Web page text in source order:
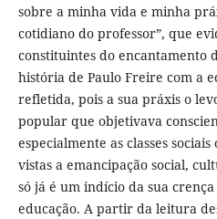
sobre a minha vida e minha
cotidiano do professor”, que
constituintes do encantamento
história de Paulo Freire com a
refletida, pois a sua práxis o
popular que objetivava
especialmente as classes
vistas a emancipação social,
só já é um indício da sua
educação. A partir da leitura